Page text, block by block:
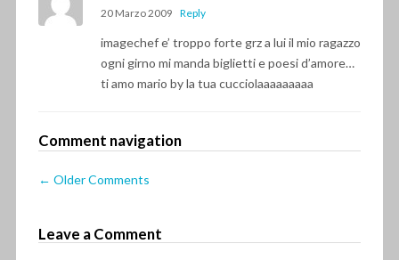
20 Marzo 2009 Reply
imagechef e’ troppo forte grz a lui il mio ragazzo
ogni girno mi manda biglietti e poesi d’amore…
ti amo mario by la tua cucciolaaaaaaaaa
Comment navigation
← Older Comments
Leave a Comment